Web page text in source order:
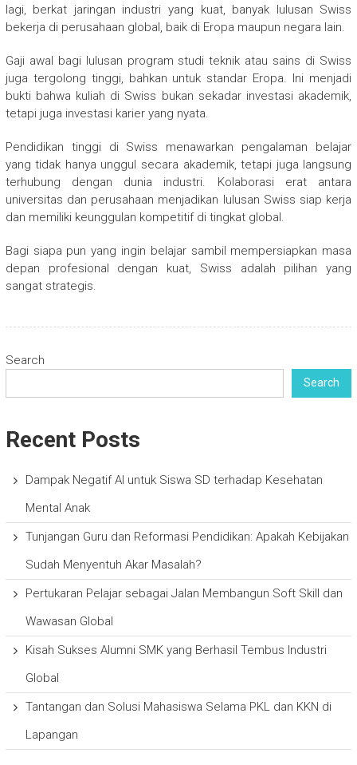
lagi, berkat jaringan industri yang kuat, banyak lulusan Swiss
bekerja di perusahaan global, baik di Eropa maupun negara lain.
Gaji awal bagi lulusan program studi teknik atau sains di Swiss
juga tergolong tinggi, bahkan untuk standar Eropa. Ini menjadi
bukti bahwa kuliah di Swiss bukan sekadar investasi akademik,
tetapi juga investasi karier yang nyata.
Pendidikan tinggi di Swiss menawarkan pengalaman belajar
yang tidak hanya unggul secara akademik, tetapi juga langsung
terhubung dengan dunia industri. Kolaborasi erat antara
universitas dan perusahaan menjadikan lulusan Swiss siap kerja
dan memiliki keunggulan kompetitif di tingkat global.
Bagi siapa pun yang ingin belajar sambil mempersiapkan masa
depan profesional dengan kuat, Swiss adalah pilihan yang
sangat strategis.
Search
Search
Recent Posts
Dampak Negatif AI untuk Siswa SD terhadap Kesehatan
Mental Anak
Tunjangan Guru dan Reformasi Pendidikan: Apakah Kebijakan
Sudah Menyentuh Akar Masalah?
Pertukaran Pelajar sebagai Jalan Membangun Soft Skill dan
Wawasan Global
Kisah Sukses Alumni SMK yang Berhasil Tembus Industri
Global
Tantangan dan Solusi Mahasiswa Selama PKL dan KKN di
Lapangan